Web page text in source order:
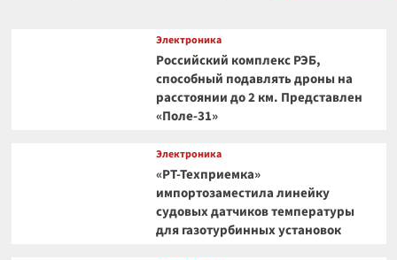
Электроника
Российский комплекс РЭБ,
способный подавлять дроны на
расстоянии до 2 км. Представлен
«Поле-31»
Электроника
«РТ-Техприемка»
импортозаместила линейку
судовых датчиков температуры
для газотурбинных установок